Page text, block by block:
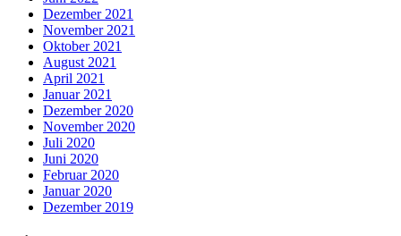
Dezember 2021
November 2021
Oktober 2021
August 2021
April 2021
Januar 2021
Dezember 2020
November 2020
Juli 2020
Juni 2020
Februar 2020
Januar 2020
Dezember 2019